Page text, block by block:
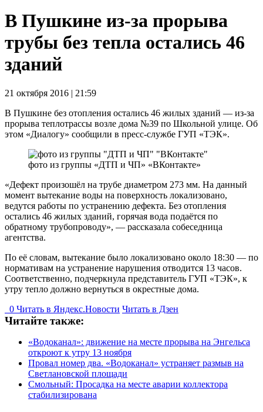
В Пушкине из-за прорыва
трубы без тепла остались 46
зданий
21 октября 2016 | 21:59
В Пушкине без отопления остались 46 жилых зданий — из-за
прорыва теплотрассы возле дома №39 по Школьной улице. Об
этом «Диалогу» сообщили в пресс-службе ГУП «ТЭК».
фото из группы «ДТП и ЧП» «ВКонтакте»
«Дефект произошёл на трубе диаметром 273 мм. На данный
момент вытекание воды на поверхность локализовано,
ведутся работы по устранению дефекта. Без отопления
остались 46 жилых зданий, горячая вода подаётся по
обратному трубопроводу», — рассказала собеседница
агентства.
По её словам, вытекание было локализовано около 18:30 — по
нормативам на устранение нарушения отводится 13 часов.
Соответственно, подчеркнула представитель ГУП «ТЭК», к
утру тепло должно вернуться в окрестные дома.
0 Читать в Яндекс.Новости Читать в Дзен
Читайте также:
«Водоканал»: движение на месте прорыва на Энгельса
откроют к утру 13 ноября
Провал номер два. «Водоканал» устраняет размыв на
Светлановской площади
Смольный: Просадка на месте аварии коллектора
стабилизирована